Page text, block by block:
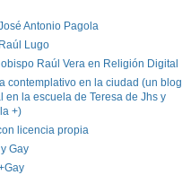
Antonio Pagola
Lugo
Raúl Vera en Religión Digital
contemplativo en la ciudad (un blog
en la escuela de Teresa de Jhs y
+)
licencia propia
Gay